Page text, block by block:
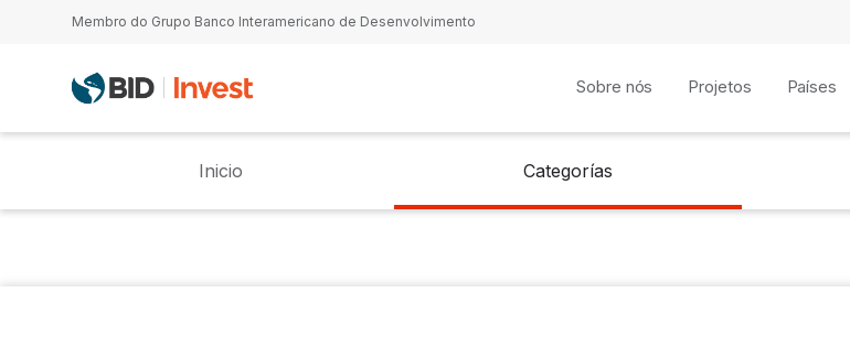
Passar para o conteúdo principal
Membro do Grupo Banco Interamericano de Desenvolvimento
Sobre nós Projetos Países
Inicio Categorías